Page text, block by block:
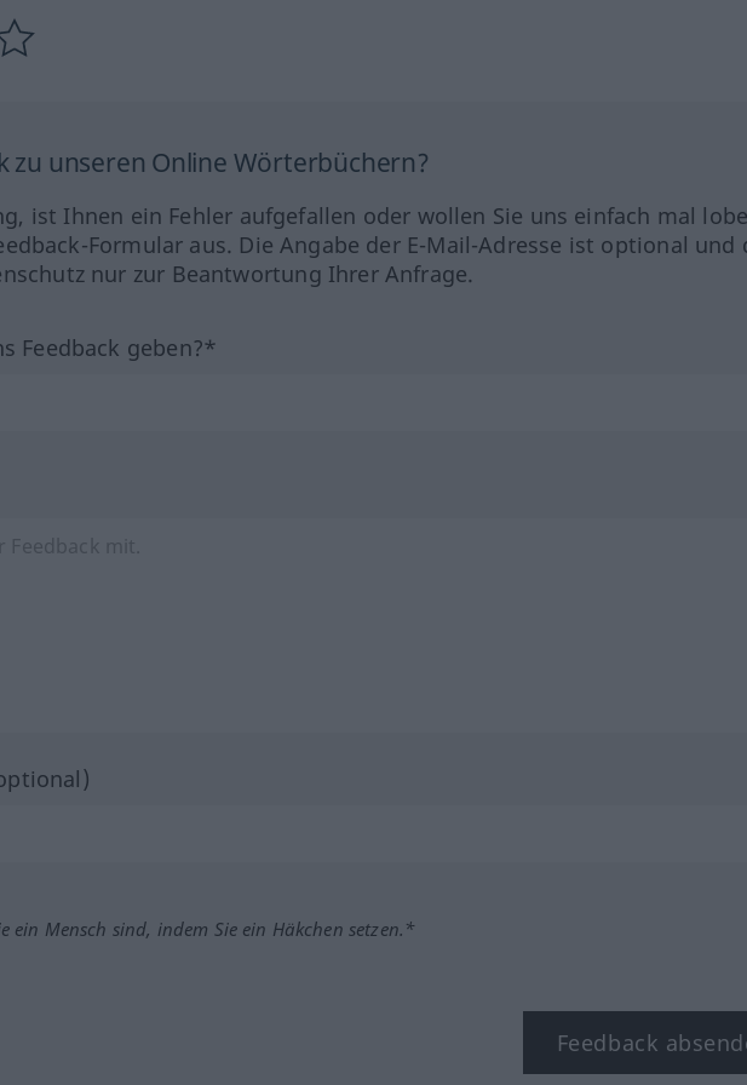
zu unseren Online Wörterbüchern?
ist Ihnen ein Fehler aufgefallen oder wollen Sie uns einfach mal
Formular aus. Die Angabe der E-Mail-Adresse ist optional und
nur zur Beantwortung Ihrer Anfrage.
Feedback geben?*
ein Mensch sind, indem Sie ein Häkchen setzen.*
Feedback